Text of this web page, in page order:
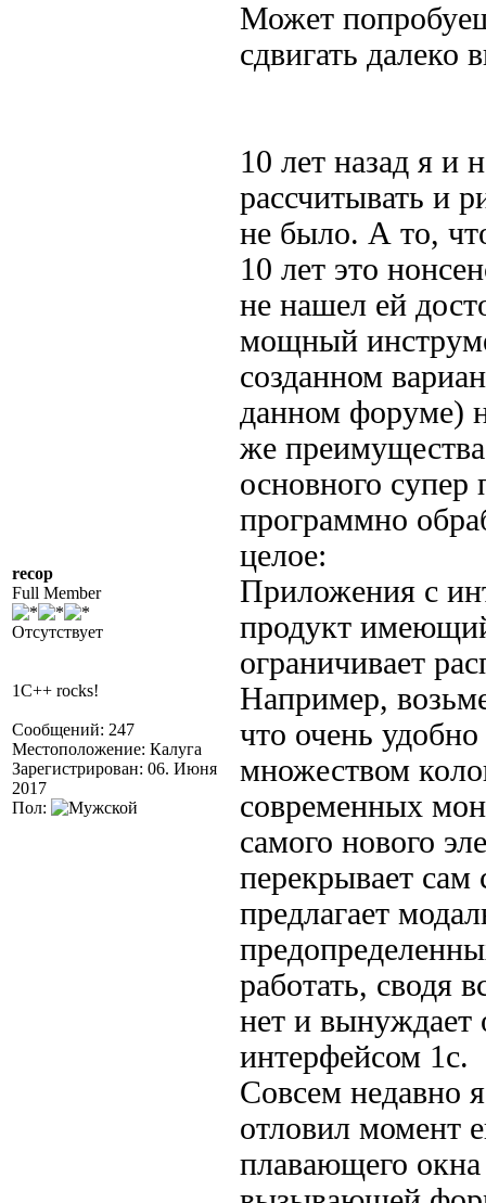
recop
Full Member
Отсутствует
1C++ rocks!
Сообщений: 247
Местоположение: Калуга
Зарегистрирован: 06. Июня
2017
Пол:
Может
сдвигать далеко
10 лет назад я и
рассчитывать и
не было. А то,
10 лет это
не нашел ей
мощный
созданном
данном форуме)
же
основного
программно
целое:
Приложения с
продукт
ограничивает
Например,
что очень
множеством
современных
самого нового
перекрывает сам
предлагает
работать, сводя
нет и вынуждает
интерфейсом 1с.
Совсем недавно
отловил момент
плавающего